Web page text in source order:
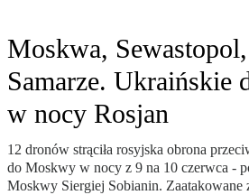
Moskwa,
Samarze. Ukraińskie
w nocy Rosjan
12 dronów strąciła rosyjska obrona
do Moskwy w nocy z 9 na 10 czerwca -
Moskwy Siergiej Sobianin. Zaatakowane